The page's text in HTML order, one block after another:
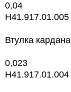
0,04
H41.917.01.005
Втулка кардана
0,023
H41.917.01.004